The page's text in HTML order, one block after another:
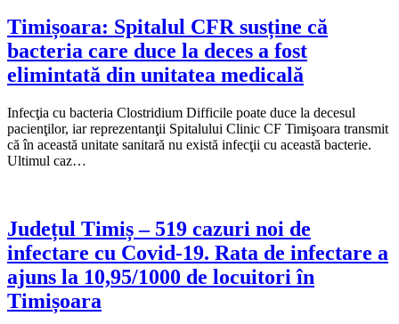
Timișoara: Spitalul CFR susține că
bacteria care duce la deces a fost
elimintată din unitatea medicală
Infecţia cu bacteria Clostridium Difficile poate duce la decesul
pacienţilor, iar reprezentanţii Spitalului Clinic CF Timişoara transmit
că în această unitate sanitară nu există infecţii cu această bacterie.
Ultimul caz…
Județul Timiș – 519 cazuri noi de
infectare cu Covid-19. Rata de infectare a
ajuns la 10,95/1000 de locuitori în
Timișoara